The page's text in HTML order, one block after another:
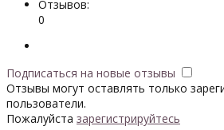
Отзывов:
0
Подписаться на новые отзывы
Отзывы могут оставлять только
пользователи.
Пожалуйста зарегистрируйтесь